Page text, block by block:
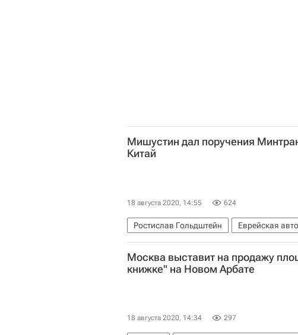
Мишустин дал поручения
Китай
18 августа 2020, 14:55 624
Ростислав Гольдштейн Еврейская
Дальний Восток
Строительство
Москва выставит на продажу
книжке" на Новом Арбате
18 августа 2020, 14:34 297